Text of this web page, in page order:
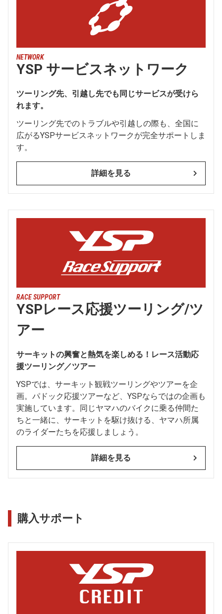
NETWORK
YSP サービスネットワーク
ツーリング先、引越し先でも同じサービスが受けら
れます。
ツーリング先でのトラブルや引越しの際も、全国に
広がるYSPサービスネットワークが完全サポートしま
す。
詳細を見る
RACE SUPPORT
YSPレース応援ツーリング/ツ
アー
サーキットの興奮と熱気を楽しめる！レース活動応
援ツーリング／ツアー
YSPでは、サーキット観戦ツーリングやツアーを企
画。パドック応援ツアーなど、YSPならではの企画も
実施しています。同じヤマハのバイクに乗る仲間た
ちと一緒に、サーキットを駆け抜ける、ヤマハ所属
のライダーたちを応援しましょう。
詳細を見る
購入サポート